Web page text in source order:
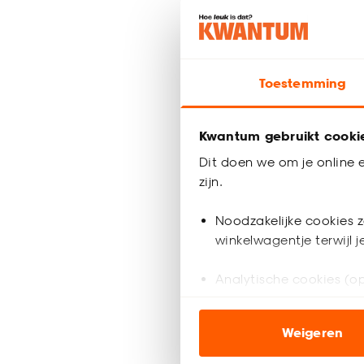
Toestemming
Kwantum gebruikt
Dit doen we om je online
zijn.
Noodzakelijke cookies
winkelwagentje terwijl
Analytische cookies
ook buiten deWeigeren
12.
-
Geef
Op zoek
passen bij
afwerking
eenvoudige
Hoe